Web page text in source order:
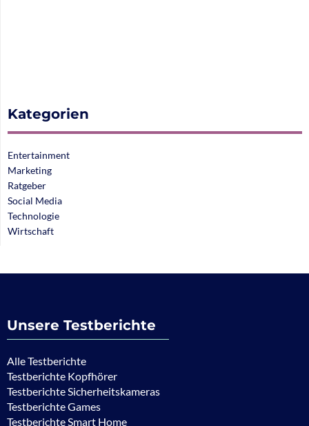
Kategorien
Entertainment
Marketing
Ratgeber
Social Media
Technologie
Wirtschaft
Unsere Testberichte
Alle Testberichte
Testberichte Kopfhörer
Testberichte Sicherheitskameras
Testberichte Games
Testberichte Smart Home